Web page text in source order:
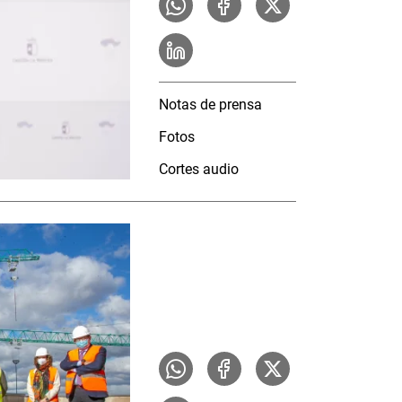
Notas de prensa
Fotos
Cortes audio